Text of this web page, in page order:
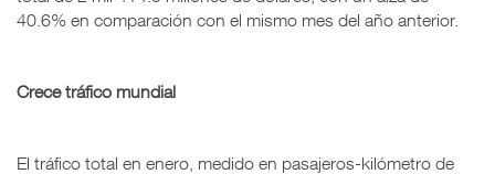
40.6% en comparación con el mismo mes del año anterior.
Crece tráfico mundial
El tráfico total en enero, medido en pasajeros-kilómetro de